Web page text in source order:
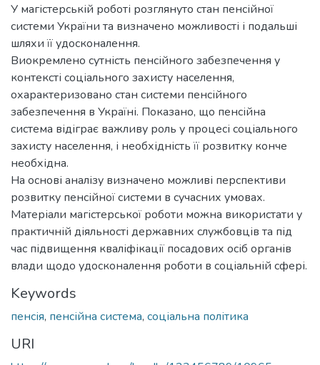
У магістерській роботі розглянуто стан пенсійної
системи України та визначено можливості і подальші
шляхи її удосконалення.
Виокремлено сутність пенсійного забезпечення у
контексті соціального захисту населення,
охарактеризовано стан системи пенсійного
забезпечення в Україні. Показано, що пенсійна
система відіграє важливу роль у процесі соціального
захисту населення, і необхідність її розвитку конче
необхідна.
На основі аналізу визначено можливі перспективи
розвитку пенсійної системи в сучасних умовах.
Матеріали магістерської роботи можна використати у
практичній діяльності державних службовців та під
час підвищення кваліфікації посадових осіб органів
влади щодо удосконалення роботи в соціальній сфері.
Keywords
пенсія, пенсійна система, соціальна політика
URI